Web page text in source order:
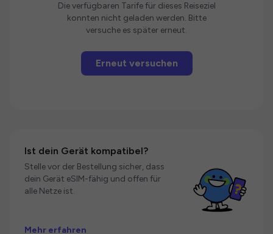
Die verfügbaren Tarife für dieses Reiseziel
konnten nicht geladen werden. Bitte
versuche es später erneut.
Erneut versuchen
Ist dein Gerät kompatibel?
Stelle vor der Bestellung sicher, dass
dein Gerät eSIM-fähig und offen für
alle Netze ist.
Mehr erfahren